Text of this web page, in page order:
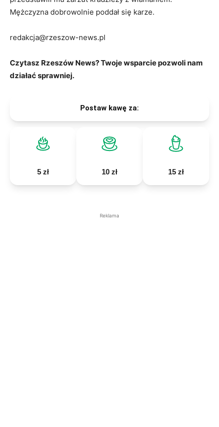
Mężczyzna dobrowolnie poddał się karze.
redakcja@rzeszow-news.pl
Czytasz Rzeszów News? Twoje wsparcie pozwoli nam
działać sprawniej.
Postaw kawę za:
5 zł 10 zł 15 zł
Reklama